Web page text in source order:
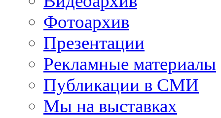
Фотоархив
Презентации
Рекламные материалы
Публикации в СМИ
Мы на выставках